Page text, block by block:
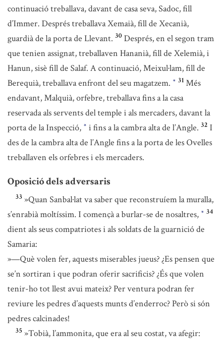
continuació treballava, davant de casa seva, Sadoc, fill
d’Immer. Després treballava Xemaià, fill de Xecanià,
guardià de la porta de Llevant. 30 Després, en el segon tram
que tenien assignat, treballaven Hananià, fill de Xelemià, i
Hanun, sisè fill de Salaf. A continuació, Meixul·lam, fill de
Berequià, treballava enfront del seu magatzem. * 31 Més
endavant, Malquià, orfebre, treballava fins a la casa
reservada als servents del temple i als mercaders, davant la
porta de la Inspecció, * i fins a la cambra alta de l’Angle. 32 I
des de la cambra alta de l’Angle fins a la porta de les Ovelles
treballaven els orfebres i els mercaders.
Oposició dels adversaris
33 »Quan Sanbal·lat va saber que reconstruíem la muralla,
s’enrabià moltíssim. I començà a burlar-se de nosaltres, * 34
dient als seus compatriotes i als soldats de la guarnició de
Samaria:
»—Què volen fer, aquests miserables jueus? ¿Es pensen que
se’n sortiran i que podran oferir sacrificis? ¿És que volen
tenir-ho tot llest avui mateix? Per ventura podran fer
reviure les pedres d’aquests munts d’enderroc? Però si són
pedres calcinades!
35 »Tobià, l’ammonita, que era al seu costat, va afegir: